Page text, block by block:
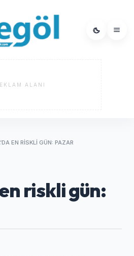
ALANI
EN RISKLI GÜN: PAZAR
riskli gün: